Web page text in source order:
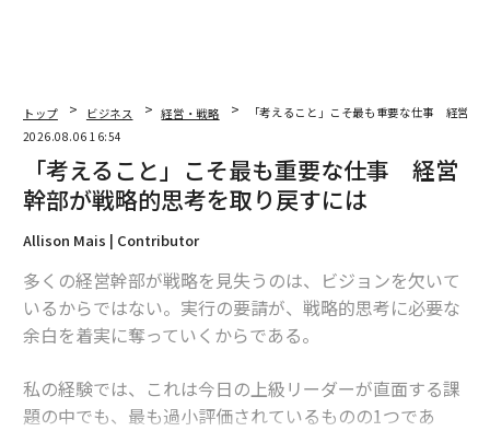
トップ ビジネス 経営・戦略
「考えること」こそ最も重要な仕事 経営幹
2026.08.06 16:54
「考えること」こそ最も重要な仕事 経営
幹部が戦略的思考を取り戻すには
Allison Mais | Contributor
多くの経営幹部が戦略を見失うのは、ビジョンを欠いて
いるからではない。実行の要請が、戦略的思考に必要な
余白を着実に奪っていくからである。
私の経験では、これは今日の上級リーダーが直面する課
題の中でも、最も過小評価されているものの1つであ